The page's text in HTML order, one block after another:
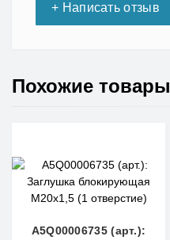
+ Написать отзыв
Похожие товары
A5Q00006735 (арт.):